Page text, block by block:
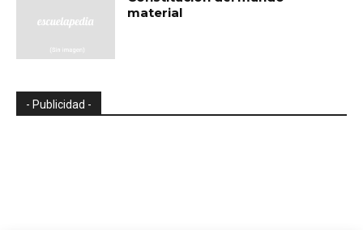
material
- Publicidad -